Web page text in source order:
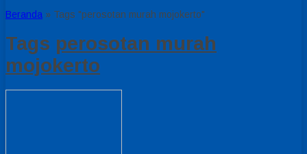
Beranda » Tags "perosotan murah mojokerto"
Tags perosotan murah
mojokerto